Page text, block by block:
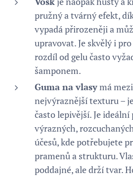
pružný a tvárný efekt,
vypadá přirozeněji a
upravovat. Je skvělý i
rozdíl od gelu často
šamponem.
Guma na vlasymá
nejvýraznější texturu –
často lepivější. Je
výrazných,
účesů, kde potřebujete
pramenů a strukturu.
poddajné, ale drží tvar.